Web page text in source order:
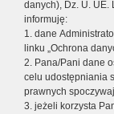
danych), Dz. U. UE.
informuję:
1. dane
linku „Ochrona
2. Pana/Pani dane
celu udostępniania
prawnych
3. jeżeli korzysta